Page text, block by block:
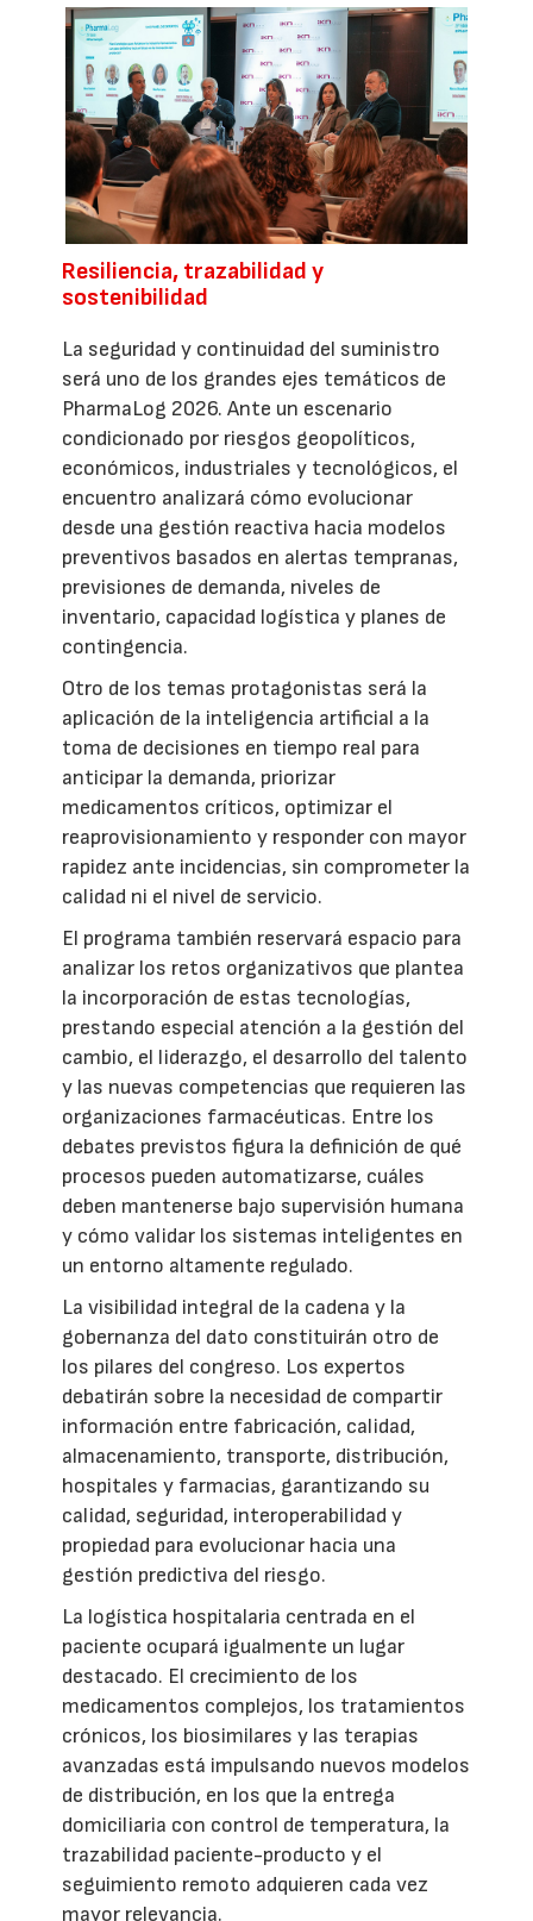
Resiliencia, trazabilidad y
sostenibilidad
La seguridad y continuidad del suministro
será uno de los grandes ejes temáticos de
PharmaLog 2026. Ante un escenario
condicionado por riesgos geopolíticos,
económicos, industriales y tecnológicos, el
encuentro analizará cómo evolucionar
desde una gestión reactiva hacia modelos
preventivos basados en alertas tempranas,
previsiones de demanda, niveles de
inventario, capacidad logística y planes de
contingencia.
Otro de los temas protagonistas será la
aplicación de la inteligencia artificial a la
toma de decisiones en tiempo real para
anticipar la demanda, priorizar
medicamentos críticos, optimizar el
reaprovisionamiento y responder con mayor
rapidez ante incidencias, sin comprometer la
calidad ni el nivel de servicio.
El programa también reservará espacio para
analizar los retos organizativos que plantea
la incorporación de estas tecnologías,
prestando especial atención a la gestión del
cambio, el liderazgo, el desarrollo del talento
y las nuevas competencias que requieren las
organizaciones farmacéuticas. Entre los
debates previstos figura la definición de qué
procesos pueden automatizarse, cuáles
deben mantenerse bajo supervisión humana
y cómo validar los sistemas inteligentes en
un entorno altamente regulado.
La visibilidad integral de la cadena y la
gobernanza del dato constituirán otro de
los pilares del congreso. Los expertos
debatirán sobre la necesidad de compartir
información entre fabricación, calidad,
almacenamiento, transporte, distribución,
hospitales y farmacias, garantizando su
calidad, seguridad, interoperabilidad y
propiedad para evolucionar hacia una
gestión predictiva del riesgo.
La logística hospitalaria centrada en el
paciente ocupará igualmente un lugar
destacado. El crecimiento de los
medicamentos complejos, los tratamientos
crónicos, los biosimilares y las terapias
avanzadas está impulsando nuevos modelos
de distribución, en los que la entrega
domiciliaria con control de temperatura, la
trazabilidad paciente-producto y el
seguimiento remoto adquieren cada vez
mayor relevancia.